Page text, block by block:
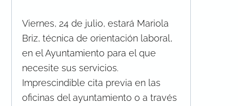
Viernes, 24 de julio, estará Mariola
Briz, técnica de orientación laboral,
en el Ayuntamiento para el que
necesite sus servicios.
Imprescindible cita previa en las
oficinas del ayuntamiento o a través